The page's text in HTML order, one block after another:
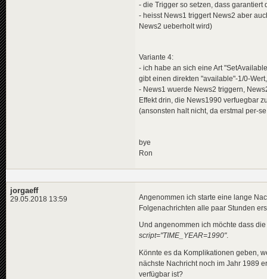
- die Trigger so setzen, dass
- heisst News1 triggert News2 aber
News2 ueberholt wird)
Variante 4:
- ich habe an sich eine Art
gibt einen direkten "available"-1/0-
- News1 wuerde News2 triggern,
Effekt drin, die News1990 verfuegbar
(ansonsten halt nicht, da erstmal per-
bye
Ron
jorgaeff
29.05.2018 13:59
Angenommen ich starte eine lange
Folgenachrichten alle paar Stunden
Und angenommen ich möchte dass
script="TIME_YEAR=1990".
Könnte es da Komplikationen geben,
nächste Nachricht noch im Jahr 1989
verfügbar ist?